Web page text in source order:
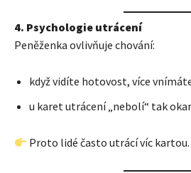
4. Psychologie utrácení
Peněženka ovlivňuje chování:
když vidíte hotovost, více
u karet utrácení „nebolí“ tak
Proto lidé často utrácí víc kartou.